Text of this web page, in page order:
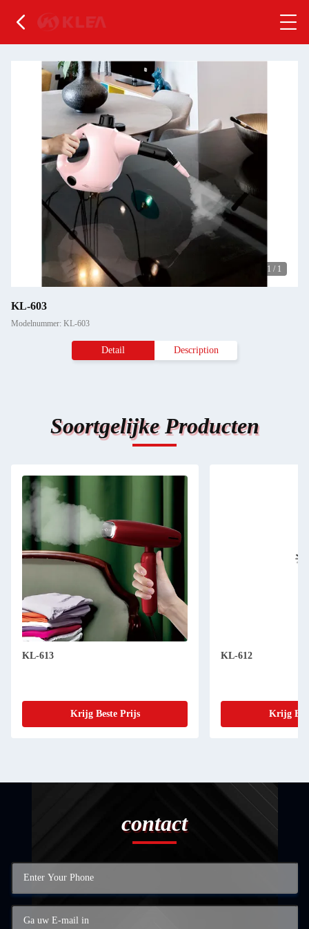
1 / 1
KL-603
Modelnummer: KL-603
Detail Description
Soortgelijke Producten
KL-613
Krijg Beste Prijs
KL-612
Krijg
contact